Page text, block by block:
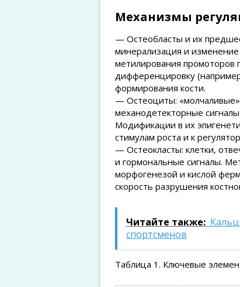
Механизмы
— Остеобласты и их
минерализация и
метилирования промоторов
дифференцировку
формирования кости.
— Остеоциты:
механодетекторные
Модификации в их
стимулам роста и к
— Остеокласты: клетки,
и гормональные сигналы.
морфогенезой и кислой
скорость разрушения
Читайте также:
спортсменов
Таблица 1. Ключевые